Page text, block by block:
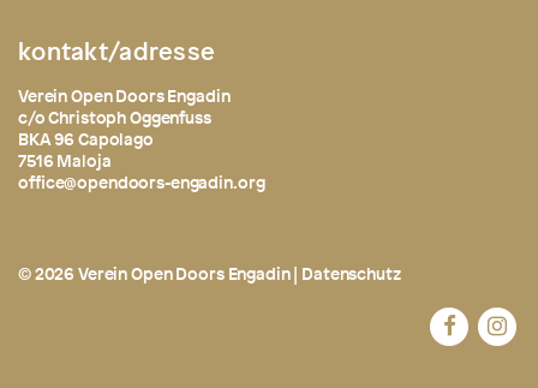
kontakt/adresse
Verein Open Doors Engadin
c/o Christoph Oggenfuss
BKA 96 Capolago
7516 Maloja
office@opendoors-engadin.org
© 2026 Verein Open Doors Engadin | Datenschutz